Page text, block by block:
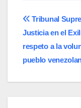
de
Tribunal
Justicia en el
respeto a la
pueblo